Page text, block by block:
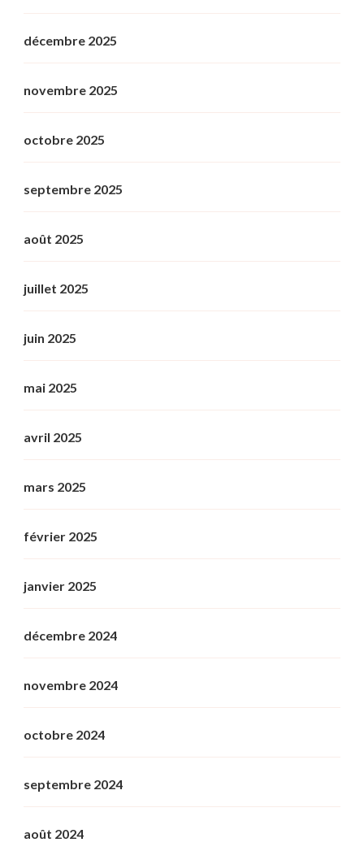
décembre 2025
novembre 2025
octobre 2025
septembre 2025
août 2025
juillet 2025
juin 2025
mai 2025
avril 2025
mars 2025
février 2025
janvier 2025
décembre 2024
novembre 2024
octobre 2024
septembre 2024
août 2024